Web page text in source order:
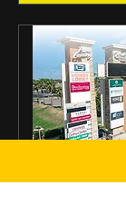
Valle de , Tx